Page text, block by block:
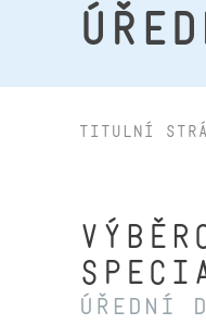
Titulní
Úřední